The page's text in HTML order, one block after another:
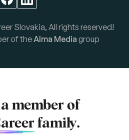
Slovakia, All rights reserved!
of theAlma Media group
member of
family.